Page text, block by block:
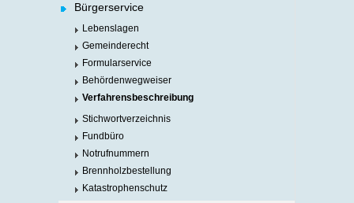
Bürgerservice
Lebenslagen
Gemeinderecht
Formularservice
Behördenwegweiser
Verfahrensbeschreibung
Stichwortverzeichnis
Fundbüro
Notrufnummern
Brennholzbestellung
Katastrophenschutz